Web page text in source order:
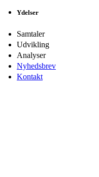
Ydelser
Samtaler
Udvikling
Analyser
Nyhedsbrev
Kontakt